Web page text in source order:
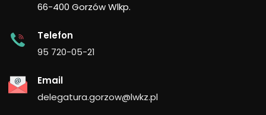
66-400 Gorzów Wlkp.
Telefon
95 720-05-21
Email
delegatura.gorzow@lwkz.pl